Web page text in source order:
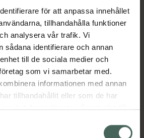
för att anpassa innehållet
tillhandahålla funktioner
analysera vår trafik. Vi
sådana identifierare och annan
till de sociala medier och
som vi samarbetar med.
informationen med annan
tillhandahållit eller som de har
deras tjänster. Samtycke till
via webbplatsens
Ozempic
Dölj